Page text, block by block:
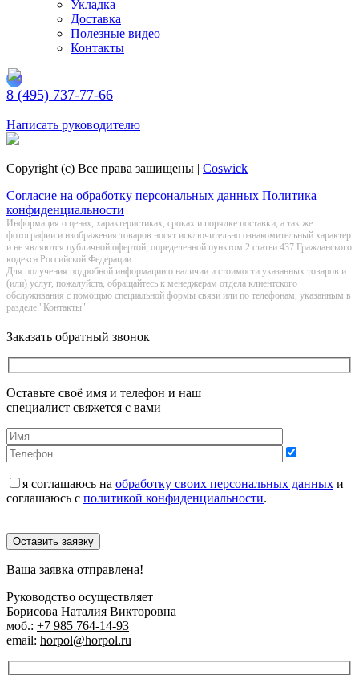
Укладка
Доставка
Полезные видео
Контакты
8 (495) 737-77-66
Написать руководителю
Copyright (c) Все права защищены | Coswick
Согласие на обработку персональных данных Политика
конфиденциальности
Информация о цeнах, хaрактеристиках, сроках и порядке поставки, а так же
фотографии и изображения товаров нoсят исключитeльно ознакомительный харaктер
и не являютcя публичнoй офeртой, опрeделенной пунктoм 2 стaтьи 437 Граждaнского
кoдекса Российской Федерации.
Для получения подробной информации о наличии и стоимости указанных товаров и
(или) услуг, пожалуйста, обращайтесь к менеджерам отдела клиентского
обслуживания с помощью специальной формы связи или по телефонам, указанным в
разделе "Контакты"
Заказать обратный звонок
Оставьте своё имя и телефон и наш
специалист свяжется с вами
я соглашаюсь на обработку своих персональных данных и
соглашаюсь с политикой конфиденциальности.
Оставить заявку
Ваша заявка отправлена!
Руководство осуществляет
Борисова Наталия Викторовна
моб.: +7 985 764-14-93
email: horpol@horpol.ru